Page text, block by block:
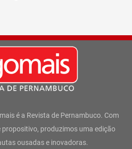
é a Revista de Pernambuco. Com
produzimos uma edição
ousadas e inovadoras.